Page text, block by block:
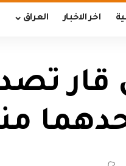
اخر الاخبار العراق
قار